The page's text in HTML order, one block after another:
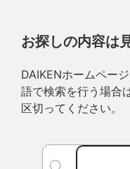
お探しの内容は
DAIKENホームペー
語で検索を行う場合
区切ってください。